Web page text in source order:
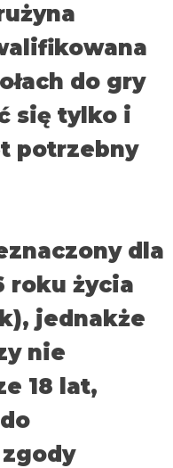
do gry
się tylko i
potrzebny
dla
roku życia
jednakże
nie
18 lat,